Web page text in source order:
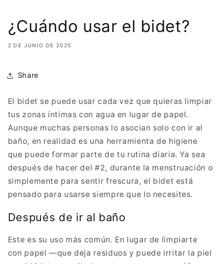
¿Cuándo usar el bidet?
2 DE JUNIO DE 2025
Share
El bidet se puede usar cada vez que quieras limpiar
tus zonas íntimas con agua en lugar de papel.
Aunque muchas personas lo asocian solo con ir al
baño, en realidad es una herramienta de higiene
que puede formar parte de tu rutina diaria. Ya sea
después de hacer del #2, durante la menstruación o
simplemente para sentir frescura, el bidet está
pensado para usarse siempre que lo necesites.
Después de ir al baño
Este es su uso más común. En lugar de limpiarte
con papel —que deja residuos y puede irritar la piel